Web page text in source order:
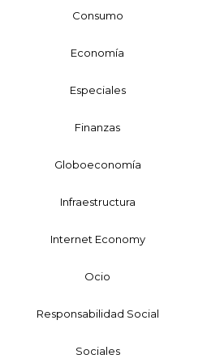
Consumo
Economía
Especiales
Finanzas
Globoeconomía
Infraestructura
Internet Economy
Ocio
Responsabilidad Social
Sociales